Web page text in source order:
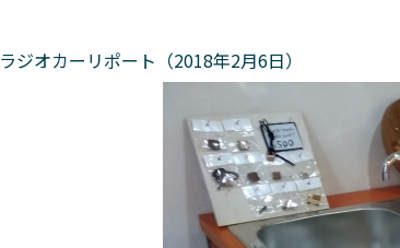
ラジオカーリポート（2018年2月6日）